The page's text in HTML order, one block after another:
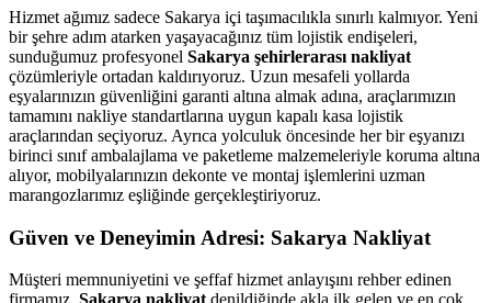
Hizmet ağımız sadece Sakarya içi taşımacılıkla sınırlı kalmıyor. Yeni
bir şehre adım atarken yaşayacağınız tüm lojistik endişeleri,
sunduğumuz profesyonel Sakarya şehirlerarası nakliyat
çözümleriyle ortadan kaldırıyoruz. Uzun mesafeli yollarda
eşyalarınızın güvenliğini garanti altına almak adına, araçlarımızın
tamamını nakliye standartlarına uygun kapalı kasa lojistik
araçlarından seçiyoruz. Ayrıca yolculuk öncesinde her bir eşyanızı
birinci sınıf ambalajlama ve paketleme malzemeleriyle koruma altına
alıyor, mobilyalarınızın dekonte ve montaj işlemlerini uzman
marangozlarımız eşliğinde gerçekleştiriyoruz.
Güven ve Deneyimin Adresi: Sakarya Nakliyat
Müşteri memnuniyetini ve şeffaf hizmet anlayışını rehber edinen